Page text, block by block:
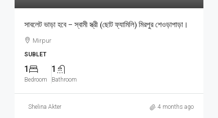
সাবলেট ভাড়া হবে – স্বামী স্ত্রী (ছোট ফ্যামিলি) মিরপুর শেওড়াপাড়া।
Mirpur
SUBLET
1
Bedroom
1
Bathroom
Shelina Akter 4 months ago